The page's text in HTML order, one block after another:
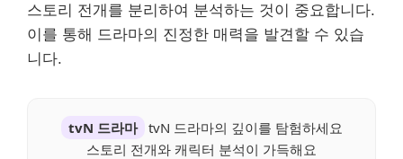
스토리 전개를 분리하여 분석하는 것이 중요합니다.
이를 통해 드라마의 진정한 매력을 발견할 수 있습
니다.
tvN 드라마
tvN 드라마의 깊이를 탐험하세요
스토리 전개와 캐릭터 분석이 가득해요